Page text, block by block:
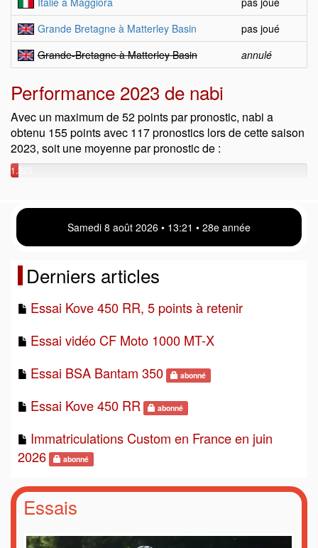
Grande Bretagne à Matterley Basin
pas joué
Grande-Bretagne à Matterley Basin
annulé
Performance 2023 de nabi
Avec un maximum de 52 points par pronostic, nabi a
obtenu 155 points avec 117 pronostics lors de cette saison
2023, soit une moyenne par pronostic de :
1.325
Samedi 8 août 2026 • 13 21 • 28e année
Derniers articles
Essai Kove 450 RR, 5 points à retenir
Essai vidéo CF Moto 1000 MT-X
Essai BSA Bantam 350
abonné
Essai Kove 450 RR abonné
Immatriculations Custom en France en juin
2026
abonné
Essais